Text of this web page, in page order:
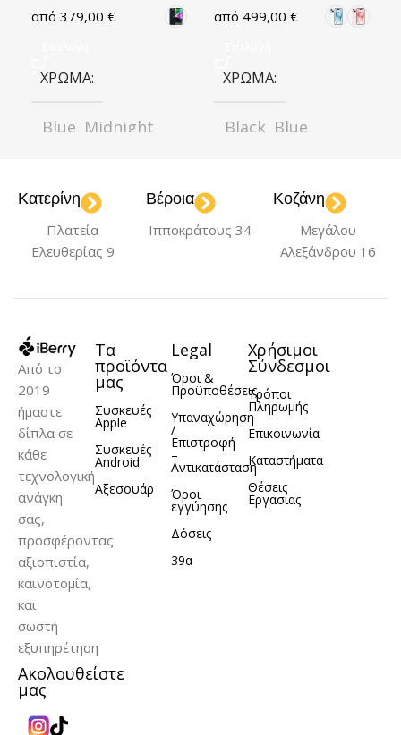
379,00 €
ΧΡΏΜΑ
Blue Midnight
ΚΑΤΆΣΤΑΣΗ
,Σαν καινούριο
ΧΩΡΗΤΙΚΌΤΗΤΑ
128GB 256GB
512GB
ΚΑΤΑΣΚΕΥΑΣΤΉΣ
Apple
499,00 €
ΧΡΏΜΑ
Black Blue
ΚΑΤΆΣΤΑΣΗ
,Σαν καινούριο
ΧΩΡΗΤΙΚΌΤΗΤΑ
128GB,256GB
512GB
ΚΑΤΑΣΚΕΥΑΣΤΉΣ
Κατερίνη
Πλατεία
Ελευθερίας 9
Βέροια
Ιπποκράτους 34
Κοζάνη
Μεγάλου
Αλεξάνδρου 16
Από το
2019
ήμαστε
δίπλα σε
κάθε
τεχνολογική
ανάγκη
σας,
προσφέροντας
αξιοπιστία,
καινοτομία,
και
σωστή
εξυπηρέτηση
Ακολουθείστε
μας
Τα
προϊόντα
μας
Συσκευές
Apple
Συσκευές
Android
Αξεσουάρ
Legal
Όροι &
Προϋποθέσεις
Υπαναχώρηση
/
Επιστροφή
–
Αντικατάσταση
Όροι
εγγύησης
Δόσεις
39α
Χρήσιμοι
Σύνδεσμοι
Τρόποι
Πληρωμής
Επικοινωνία
Καταστήματα
Θέσεις
Εργασίας